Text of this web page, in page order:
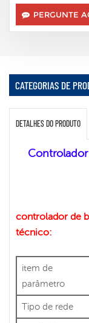
PERGUNTE
CATEGORIAS DE
DETALHES DO PRODUTO
controlador de
técnico:
item de
parâmetro
Tipo de rede